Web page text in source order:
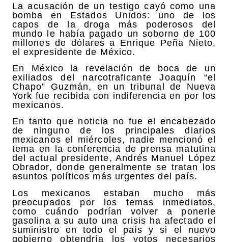
La acusación de un testigo cayó como una
bomba en Estados Unidos: uno de los
capos de la droga más poderosos del
mundo le había pagado un soborno de 100
millones de dólares a Enrique Peña Nieto,
el expresidente de México.
En México la revelación de boca de un
exiliados del narcotraficante Joaquín “el
Chapo” Guzmán, en un tribunal de Nueva
York fue recibida con indiferencia en por los
mexicanos.
En tanto que noticia no fue el encabezado
de ninguno de los principales diarios
mexicanos el miércoles, nadie mencionó el
tema en la conferencia de prensa matutina
del actual presidente, Andrés Manuel López
Obrador, donde generalmente se tratan los
asuntos políticos más urgentes del país.
Los mexicanos estaban mucho más
preocupados por los temas inmediatos,
como cuándo podrían volver a ponerle
gasolina a su auto una crisis ha afectado el
suministro en todo el país y si el nuevo
gobierno obtendría los votos necesarios